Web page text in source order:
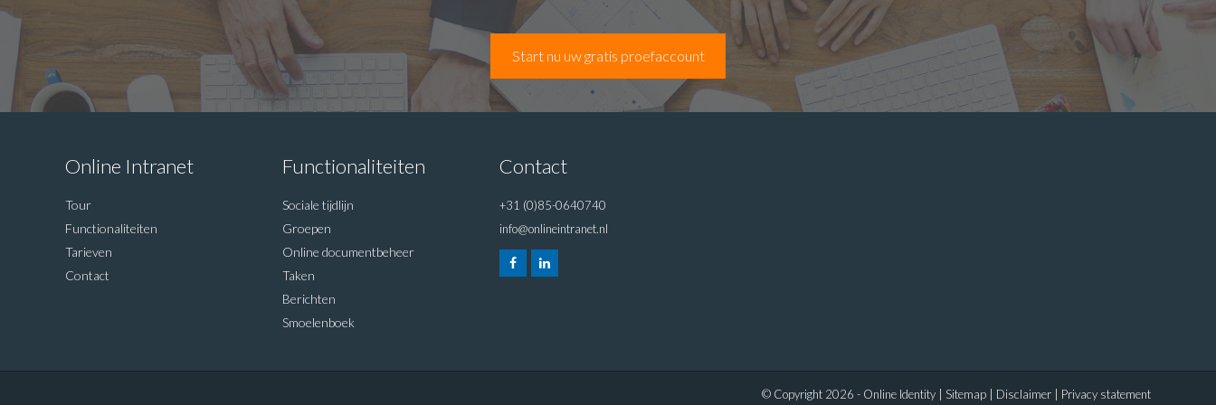
Start nu uw gratis proefaccount
Online Intranet
Tour
Functionaliteiten
Tarieven
Contact
Functionaliteiten
Sociale tijdlijn
Groepen
Online documentbeheer
Taken
Berichten
Smoelenboek
Contact
+31 (0)85-0640740
info@onlineintranet.nl
© Copyright 2026 - Online Identity | Sitemap Disclaimer Privacy statement